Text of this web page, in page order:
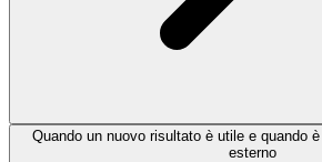
Quando un nuovo risultato è utile e quando
esterno